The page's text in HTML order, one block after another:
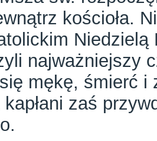
kościoła.
najważniejszy
mękę, śmierć i
zaś